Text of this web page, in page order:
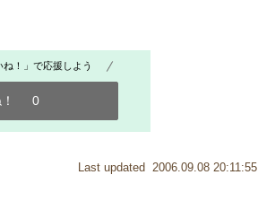
！」で応援しよう
0
Last updated 2006.09.08 20:11:55